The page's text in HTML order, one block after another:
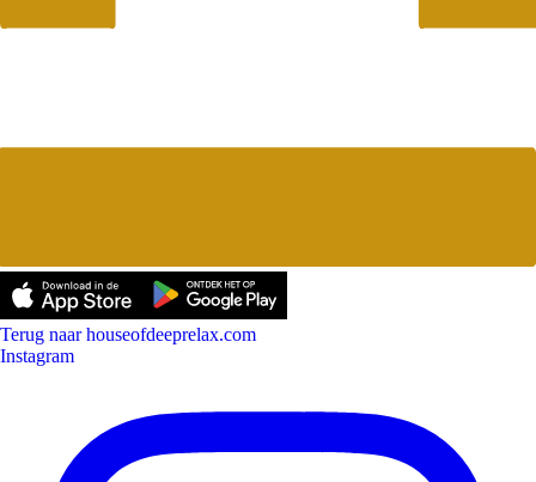
Terug naar houseofdeeprelax.com
Instagram